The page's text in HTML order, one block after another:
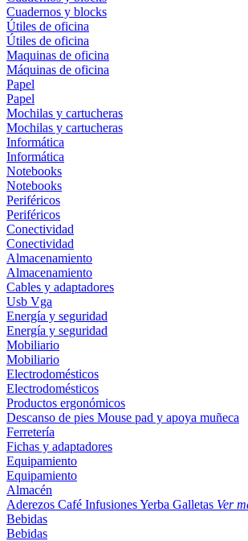
Cuadernos y blocks
Útiles de oficina
Útiles de oficina
Maquinas de oficina
Máquinas de oficina
Papel
Papel
Mochilas y cartucheras
Mochilas y cartucheras
Informática
Informática
Notebooks
Notebooks
Periféricos
Periféricos
Conectividad
Conectividad
Almacenamiento
Almacenamiento
Cables y adaptadores
Usb Vga
Energía y seguridad
Energía y seguridad
Mobiliario
Mobiliario
Electrodomésticos
Electrodomésticos
Productos ergonómicos
Descanso de pies Mouse pad y apoya muñeca
Ferretería
Fichas y adaptadores
Equipamiento
Equipamiento
Almacén
Aderezos Café InfusionesYerba Galletas Ver
Bebidas
Bebidas